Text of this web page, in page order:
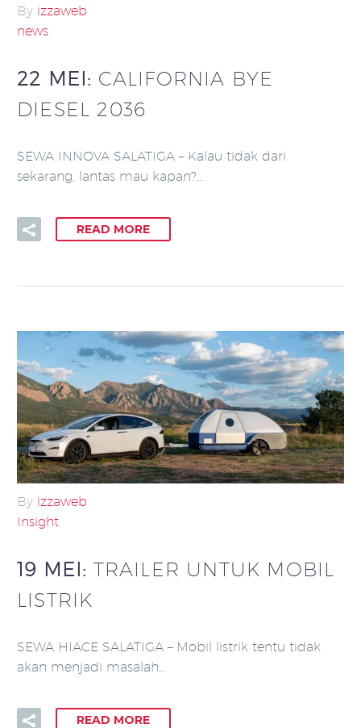
By izzaweb
news
22 MEI: CALIFORNIA BYE
DIESEL 2036
SEWA INNOVA SALATIGA – Kalau tidak dari
sekarang, lantas mau kapan?…
READ MORE
By izzaweb
Insight
19 MEI: TRAILER UNTUK MOBIL
LISTRIK
SEWA HIACE SALATIGA – Mobil listrik tentu tidak
akan menjadi masalah…
READ MORE